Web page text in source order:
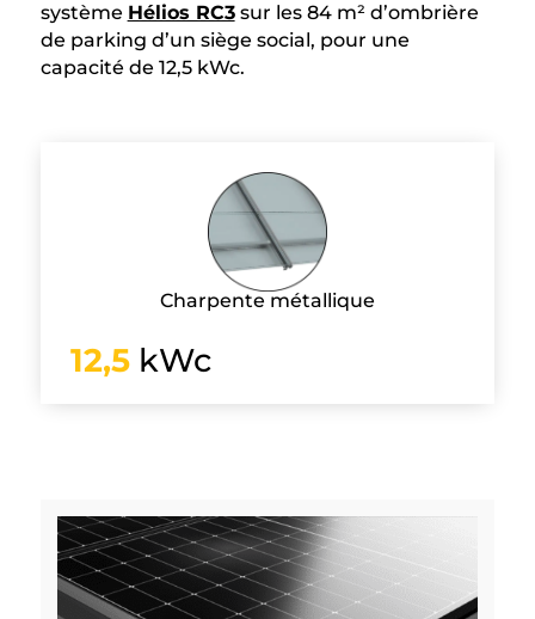
système Hélios RC3sur les 84 m² d’ombrière
de parking d’un siège social, pour une
capacité de 12,5 kWc.
Charpente métallique
12,5 kWc